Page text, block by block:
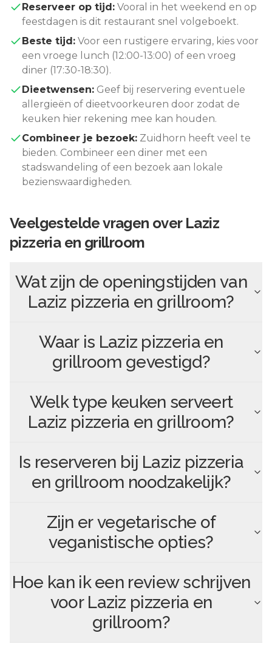
Reserveer op tijd: Vooral in het weekend en op
feestdagen is dit restaurant snel volgeboekt.
Beste tijd: Voor een rustigere ervaring, kies voor
een vroege lunch (12:00-13:00) of een vroeg
diner (17:30-18:30).
Dieetwensen: Geef bij reservering eventuele
allergieën of dieetvoorkeuren door zodat de
keuken hier rekening mee kan houden.
Combineer je bezoek: Zuidhorn heeft veel te
bieden. Combineer een diner met een
stadswandeling of een bezoek aan lokale
bezienswaardigheden.
Veelgestelde vragen over Laziz
pizzeria en grillroom
Wat zijn de openingstijden van
Laziz pizzeria en grillroom?
Waar is Laziz pizzeria en
grillroom gevestigd?
Welk type keuken serveert
Laziz pizzeria en grillroom?
Is reserveren bij Laziz pizzeria
en grillroom noodzakelijk?
Zijn er vegetarische of
veganistische opties?
Hoe kan ik een review schrijven
voor Laziz pizzeria en
grillroom?